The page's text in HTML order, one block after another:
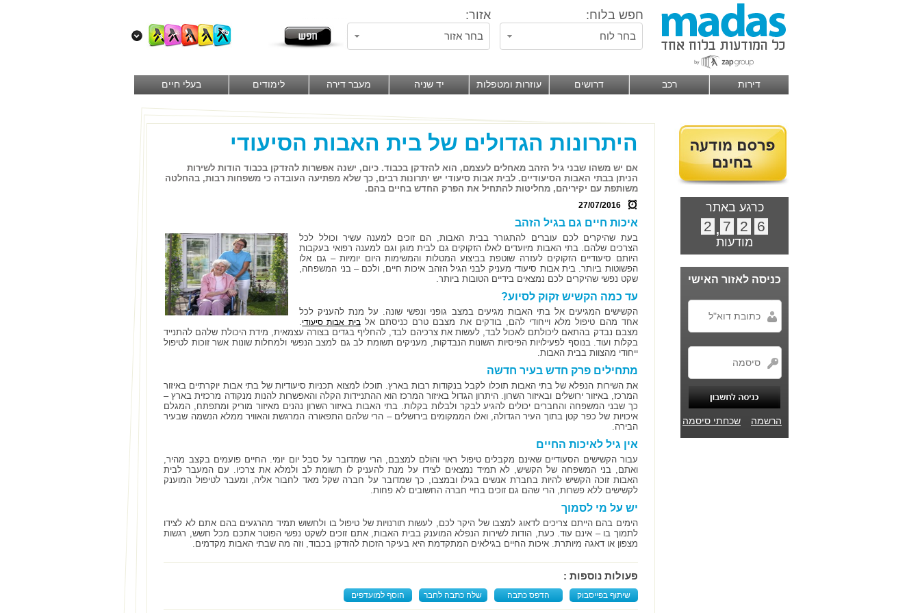
חפש בלוח: אזור:
בחר לוח בחר אזור
דירות רכב דרושים עוזרות ומטפלות יד שניה מעבר דירה לימודים בעלי חיים
כרגע באתר
6
2
7
,
2
מודעות
כניסה לאזור האישי
הרשמה שכחתי סיסמה
היתרונות הגדולים של בית האבות הסיעודי
אם יש משהו שבני גיל הזהב מאחלים לעצמם, הוא להזדקן בכבוד. כיום, ישנה אפשרות להזדקן בכבוד הודות לשירות
הניתן בבתי האבות הסיעודיים. לבית אבות סיעודי יש יתרונות רבים, כך שלא מפתיעה העובדה כי משפחות רבות, בהחלטה
משותפת עם יקיריהם, מחליטות להתחיל את הפרק החדש בחיים בהם.
27/07/2016
איכות חיים גם בגיל הזהב
בעת שהיקרים לכם עוברים להתגורר בבית האבות, הם זוכים למענה עשיר וכולל לכל
הצרכים שלהם. בתי האבות מיועדים לאלו הזקוקים גם לבית מוגן וגם למענה רפואי בעקבות
היותם סיעודיים הזקוקים לעזרה שוטפת בביצוע המטלות והמשימות היום יומיות – גם אלו
הפשוטות ביותר. בית אבות סיעודי מעניק לבני הגיל הזהב איכות חיים, ולכם – בני המשפחה,
שקט נפשי שהיקרים לכם נמצאים בידיים הטובות ביותר.
עד כמה הקשיש זקוק לסיוע?
הקשישים המגיעים אל בתי האבות מגיעים במצב גופני ונפשי שונה. על מנת להעניק לכל
אחד מהם טיפול מלא וייחודי להם, בודקים את מצבם טרם כניסתם אלבית אבות סיעודי.
מצבם נבדק בהתאם ליכולתם לאכול לבד, לעשות את צרכיהם לבד, להחליף בגדים בצורה עצמאית, מידת היכולת שלהם להתנייד
בקלות ועוד. בנוסף לפעילויות הפיסיות השונות הנבדקות, מעניקים תשומת לב גם למצב הנפשי ולמחלות שונות אשר זוכות לטיפול
ייחודי מהצוות בבית האבות.
מתחילים פרק חדש בעיר חדשה
את השירות הנפלא של בתי האבות תוכלו לקבל בנקודות רבות בארץ. תוכלו למצוא תכניות סיעודיות של בתי אבות יוקרתיים באיזור
המרכז, באיזור ירושלים ובאיזור השרון. היתרון הגדול באיזור המרכז הוא ההתניידות הקלה והאפשרות להנות מנקודה מרכזית בארץ –
כך שבני המשפחה והחברים יכולים להגיע לבקר ולבלות בקלות. בתי האבות באיזור השרון נהנים מאיזור מוריק ומתפתח, המגלם
איכויות של כפר קטן בתוך העיר הגדולה, ואלו הממקומים בירושלים – הרי שלהם התפאורה המרגשת והאוויר ממלא הנשמה שבעיר
הבירה.
אין גיל לאיכות החיים
עבור הקשישים הסעודיים שאינם מקבלים טיפול ראוי והולם למצבם, הרי שמדובר על סבל יום יומי. החיים פועמים בקצב מהיר,
ואתם, בני המשפחה של הקשיש, לא תמיד נמצאים לצידו על מנת להעניק לו תשומת לב ולמלא את צרכיו. עם המעבר לבית
האבות זוכה הקשיש להיות בחברת אנשים בגילו ובמצבו, כך שמדובר על חברה שקל מאד לחבור אליה, ומעבר לטיפול המוענק
לקשישים ללא פשרות, הרי שהם גם זוכים בחיי חברה החשובים לא פחות.
יש על מי לסמוך
הימים בהם הייתם צריכים לדאוג למצבו של היקר לכם, לעשות תורנויות של טיפול בו ולחשוש תמיד מהרגעים בהם אתם לא לצידו
לתמוך בו – אינם עוד. כעת, הודות לשירות הנפלא המוענק בבית האבות, אתם זוכים לשקט נפשי הפוטר אתכם מכל חשש, רגשות
מצפון או דאגה מיותרת. איכות החיים בגילאים המתקדמת היא בעיקר הזכות להזדקן בכבוד, וזה מה שבתי האבות מקדמים.
פעולות נוספות :
שיתוף בפייסבוק הדפס כתבה שלח כתבה לחבר הוסף למועדפים